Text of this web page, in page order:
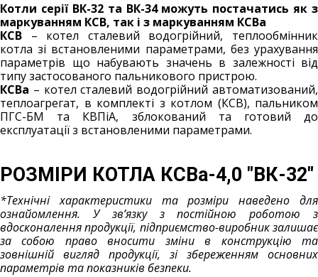
Котли серії ВК-32 та ВК-34 можуть постачатись як з
маркуванням КСВ, так і з маркуванням КСВа
КСВ – котел сталевий водогрійний, теплообмінник
котла зі встановленими параметрами, без урахування
параметрів що набувають значень в залежності від
типу застосованого пальникового пристрою.
КСВа – котел сталевий водогрійний автоматизований,
теплоагрегат, в комплекті з котлом (КСВ), пальником
ПГС-БМ та КВПіА, зблокований та готовий до
експлуатації з встановленими параметрами.
РОЗМІРИ КОТЛА КСВа-4,0 "ВК-32"
*Технічні характеристики та розміри наведено для
ознайомлення. У зв’язку з постійною роботою з
вдосконалення продукції, підприємство-виробник залишає
за собою право вносити зміни в конструкцію та
зовнішній вигляд продукції, зі збереженням основних
параметрів та показників безпеки.